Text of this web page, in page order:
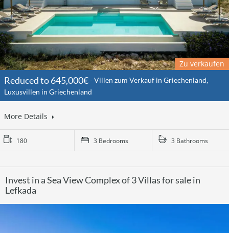
Zu verkaufen
Reduced to 645,000€
Villen zum Verkauf in Griechenland,
Luxusvillen in Griechenland
More Details
180 3 Bedrooms 3 Bathrooms
Invest in a Sea View Complex of 3 Villas for sale in
Lefkada